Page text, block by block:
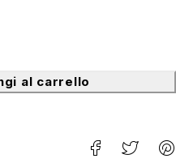
al carrello